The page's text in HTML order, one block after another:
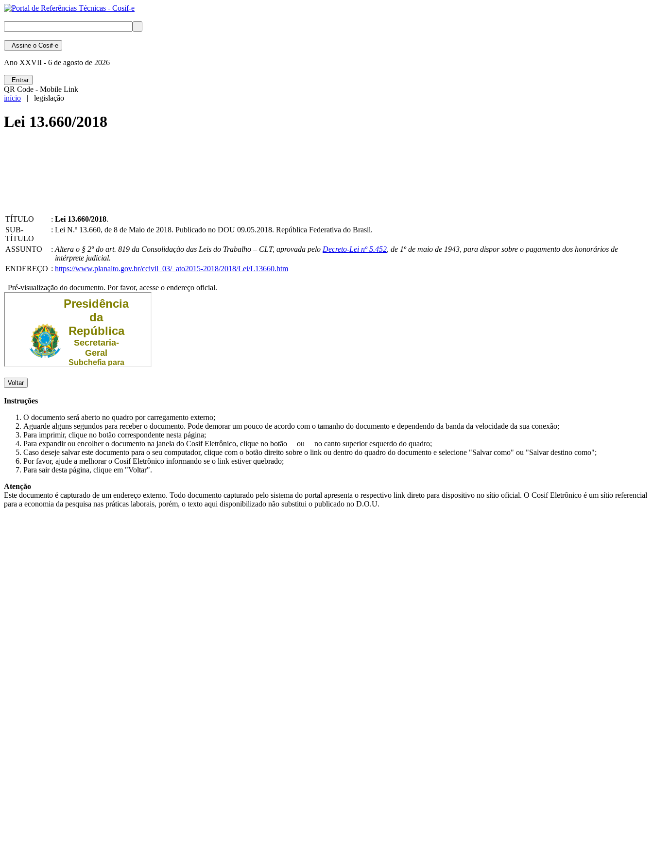
Assine o Cosif-e
Ano XXVII - 6 de agosto de 2026
Entrar
QR Code - Mobile Link
início | legislação
Lei 13.660/2018
TÍTULO : Lei 13.660/2018.
SUB-
TÍTULO
: Lei N.º 13.660, de 8 de Maio de 2018. Publicado no DOU 09.05.2018. República Federativa do Brasil.
ASSUNTO : Altera o § 2º do art. 819 da Consolidação das Leis do Trabalho – CLT, aprovada pelo Decreto-Lei nº 5.452 , de 1º de maio de 1943, para dispor sobre o pagamento dos honorários de
intérprete judicial.
ENDEREÇO : https://www.planalto.gov.br/ccivil_03/_ato2015-2018/2018/Lei/L13660.htm
Pré-visualização do documento. Por favor, acesse o endereço oficial.
Voltar
Instruções
O documento será aberto no quadro por carregamento externo;
Aguarde alguns segundos para receber o documento. Pode demorar um pouco de acordo com o tamanho do documento e dependendo da banda da velocidade da sua conexão;
Para imprimir, clique no botão correspondente nesta página;
Para expandir ou encolher o documento na janela do Cosif Eletrônico, clique no botão
ou
no canto superior esquerdo do quadro;
Caso deseje salvar este documento para o seu computador, clique com o botão direito sobre o link ou dentro do quadro do documento e selecione "Salvar como" ou "Salvar destino como";
Por favor, ajude a melhorar o Cosif Eletrônico informando se o link estiver quebrado;
Para sair desta página, clique em "Voltar".
Atenção
Este documento é capturado de um endereço externo. Todo documento capturado pelo sistema do portal apresenta o respectivo link direto para dispositivo no sítio oficial. O Cosif Eletrônico é um sítio referencial
para a economia da pesquisa nas práticas laborais, porém, o texto aqui disponibilizado não substitui o publicado no D.O.U.